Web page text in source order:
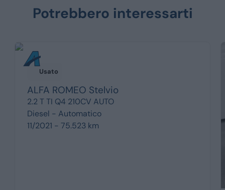
Potrebbero interessarti
Usato
ALFA ROMEO Stelvio
2.2 T TI Q4 210CV AUTO
Diesel - Automatico
11/2021 - 75.523 km